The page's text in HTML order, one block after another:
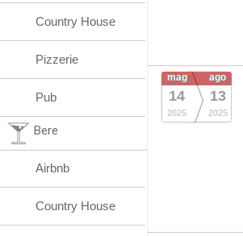
mag
14
2025
ago
13
2025
Country House
Pizzerie
Pub
Bere
Airbnb
Country House